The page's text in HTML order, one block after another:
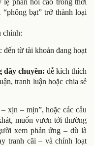
phản hồi cao trong thời
bạt” trở thành loại
chính:
đến từ tài khoản đang hoạt
dây chuyền: dễ kích thích
tranh luận hoặc chia sẻ
xịn – mịn”, hoặc các câu
muốn vươn tới thường
xem phản ứng – dù là
tranh cãi – và chính loạt